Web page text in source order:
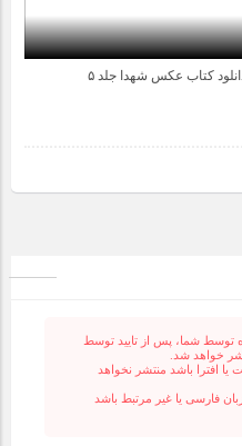
10 سال قبل
کتاب عکس شهدا جلد ۵
توسط شما، پس از تایید توسط
خواهد شد.
یا افترا باشد منتشر نخواهد
فارسی یا غیر مرتبط باشد